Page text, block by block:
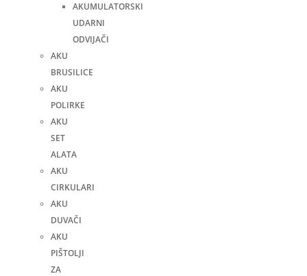
AKUMULATORSKI
UDARNI
ODVIJAČI
AKU
BRUSILICE
AKU
POLIRKE
AKU
SET
ALATA
AKU
CIRKULARI
AKU
DUVAČI
AKU
PIŠTOLJI
ZA